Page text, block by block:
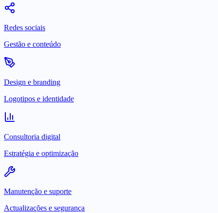
Redes sociais
Gestão e conteúdo
Design e branding
Logotipos e identidade
Consultoria digital
Estratégia e optimização
Manutenção e suporte
Actualizações e segurança